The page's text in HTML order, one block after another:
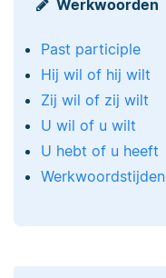
Werkwoorden
Past participle
Hij wil of hij wilt
Zij wil of zij wilt
U wil of u wilt
U hebt of u heeft
Werkwoordstijden